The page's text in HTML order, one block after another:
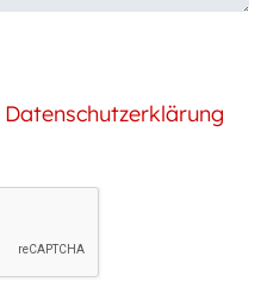
Datenschutzerklärung